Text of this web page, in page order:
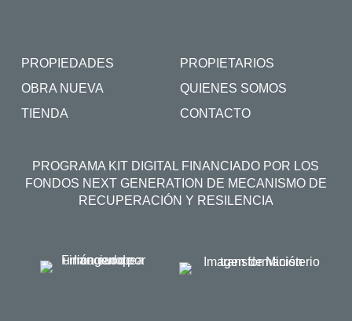
PROPIEDADES
PROPIETARIOS
OBRA NUEVA
QUIENES SOMOS
TIENDA
CONTACTO
PROGRAMA KIT DIGITAL FINANCIADO POR LOS
FONDOS NEXT GENERATION DE MECANISMO DE
RECUPERACIÓN Y RESILENCIA